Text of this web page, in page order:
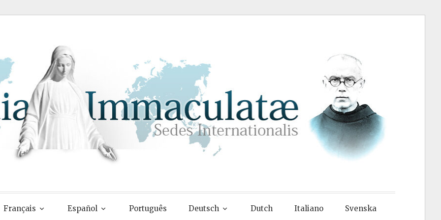
Français Español Português Deutsch Dutch Italiano Svenska